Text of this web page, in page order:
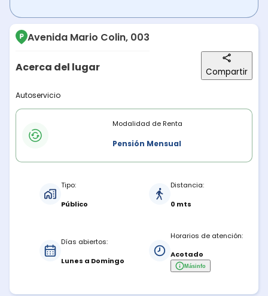
Avenida Mario Colin, 003
Acerca del lugar Compartir
Descripción del lugar
Autoservicio
Modalidades de rentaModalidad de Renta
Pensión Mensual
Tipo:
Público
Distancia:
0 mts
Días abiertos:
Lunes a Domingo
Horarios de atención:
Acotado
Másinfo